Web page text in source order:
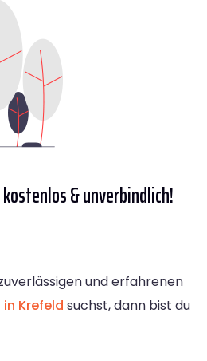
& unverbindlich!
und erfahrenen
Krefeld suchst, dann bist du